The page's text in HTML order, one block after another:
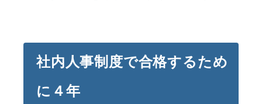
社内人事制度で合格するため
に４年